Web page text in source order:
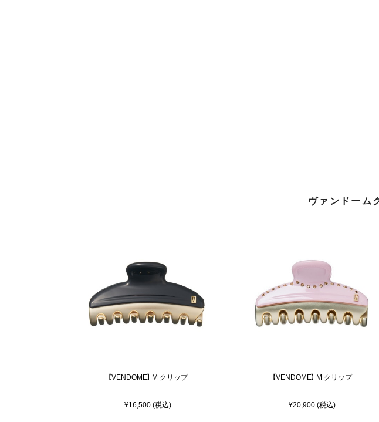
ヴァンドーム
【VENDOME】 M クリップ
¥16,500 (税込)
【VENDOME】 M クリップ
¥20,900 (税込)